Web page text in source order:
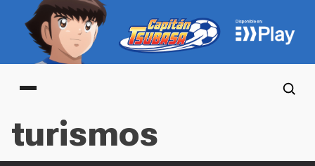
Main menu
turismos